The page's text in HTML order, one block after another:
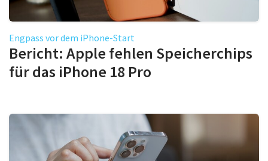
Engpass vor dem iPhone-Start
Bericht: Apple fehlen Speicherchips
für das iPhone 18 Pro